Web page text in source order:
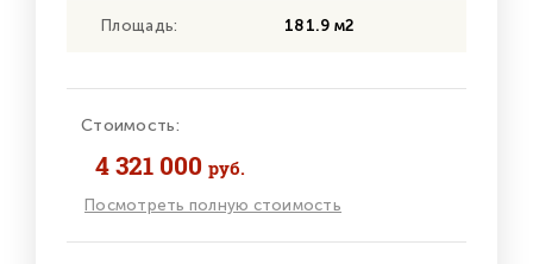
Площадь: 181.9 м2
Стоимость:
4 321 000 руб.
Посмотреть полную стоимость